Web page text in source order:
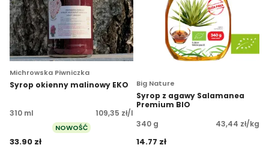
Michrowska Piwniczka
Syrop okienny malinowy EKO
310 ml 109,35 zł/l
NOWOŚĆ
33.90 zł
Big Nature
Syrop z agawy Salamanea
Premium BIO
340 g
43,44 zł/kg
14.77 zł